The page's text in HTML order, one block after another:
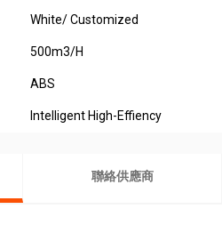
White/ Customized
500m3/H
ABS
Intelligent High-Effiency
聯絡供應商